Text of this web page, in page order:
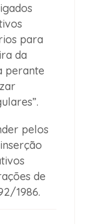
para
da
perante
pelos
de
1986.